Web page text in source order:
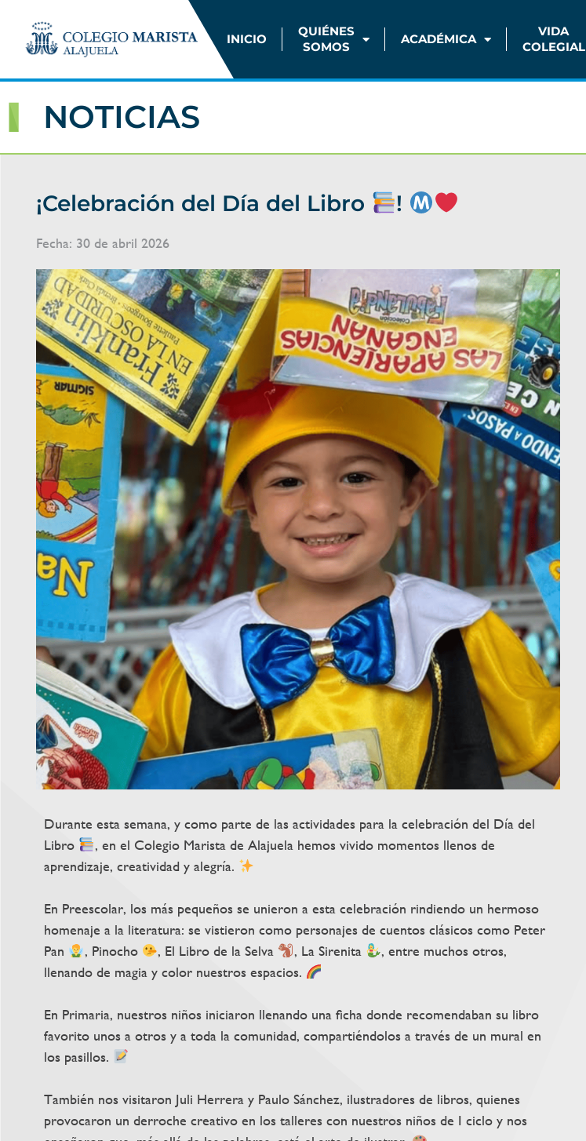
INICIO
QUIÉNES
SOMOS
ACADÉMICA
VIDA
COLEGIAL
NOTICIAS
¡Celebración del Día del Libro !
Fecha: 30 de abril 2026
Durante esta semana, y como parte de las actividades para la celebración del Día del
Libro
, en el Colegio Marista de Alajuela hemos vivido momentos llenos de
aprendizaje, creatividad y alegría.
En Preescolar, los más pequeños se unieron a esta celebración rindiendo un hermoso
homenaje a la literatura: se vistieron como personajes de cuentos clásicos como Peter
Pan
, Pinocho , El Libro de la Selva , La Sirenita
, entre muchos otros,
llenando de magia y color nuestros espacios.
En Primaria, nuestros niños iniciaron llenando una ficha donde recomendaban su libro
favorito unos a otros y a toda la comunidad, compartiéndolos a través de un mural en
los pasillos.
También nos visitaron Juli Herrera y Paulo Sánchez, ilustradores de libros, quienes
provocaron un derroche creativo en los talleres con nuestros niños de I ciclo y nos